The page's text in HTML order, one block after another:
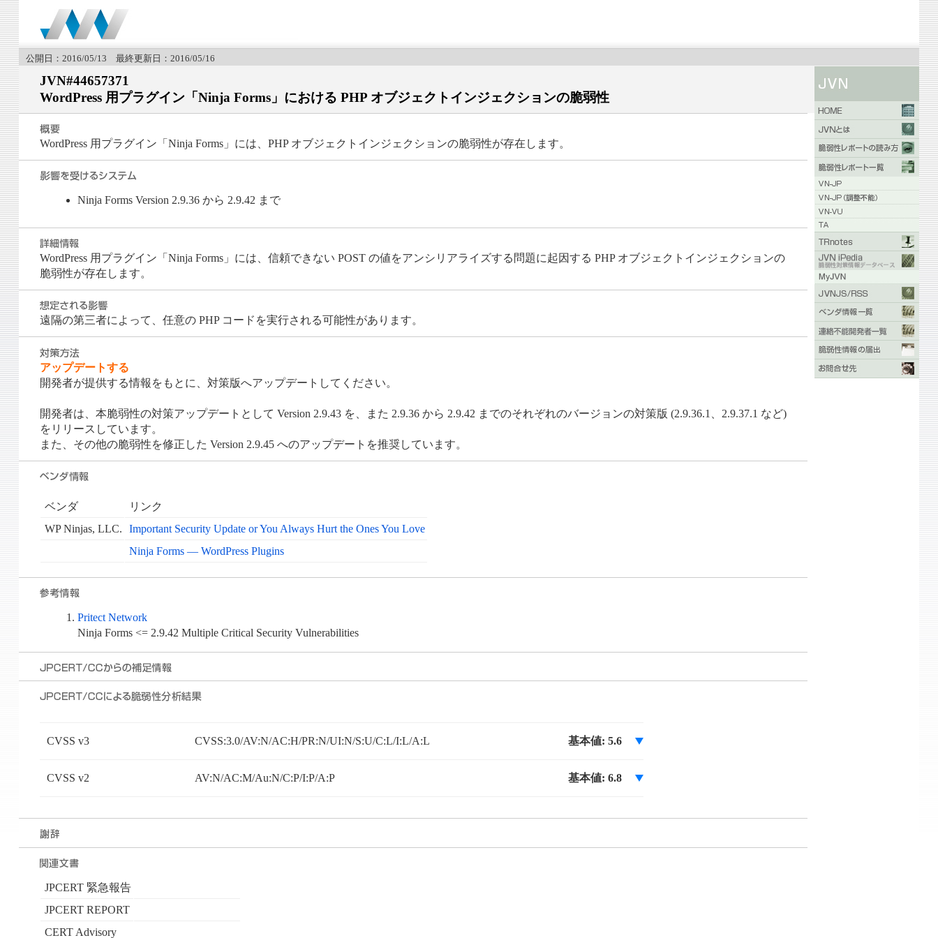
公開日：2016/05/13 最終更新日：2016/05/16
JVN#44657371
WordPress 用プラグイン「Ninja Forms」における PHP オブジェクトインジェクションの脆弱性
WordPress 用プラグイン「Ninja Forms」には、PHP オブジェクトインジェクションの脆弱性が存在します。
Ninja Forms Version 2.9.36 から 2.9.42 まで
WordPress 用プラグイン「Ninja Forms」には、信頼できない POST の値をアンシリアライズする問題に起因する PHP オブジェクトインジェクションの
脆弱性が存在します。
遠隔の第三者によって、任意の PHP コードを実行される可能性があります。
アップデートする
開発者が提供する情報をもとに、対策版へアップデートしてください。
開発者は、本脆弱性の対策アップデートとして Version 2.9.43 を、また 2.9.36 から 2.9.42 までのそれぞれのバージョンの対策版 (2.9.36.1、2.9.37.1 など)
をリリースしています。
また、その他の脆弱性を修正した Version 2.9.45 へのアップデートを推奨しています。
ベンダ
リンク
WP Ninjas, LLC.
Important Security Update or You Always Hurt the Ones You Love
Ninja Forms — WordPress Plugins
Pritect Network
Ninja Forms <= 2.9.42 Multiple Critical Security Vulnerabilities
CVSS v3 CVSS:3.0/AV:N/AC:H/PR:N/UI:N/S:U/C:L/I:L/A:L 基本値: 5.6
CVSS v2 AV:N/AC:M/Au:N/C:P/I:P/A:P 基本値: 6.8
JPCERT 緊急報告
JPCERT REPORT
CERT Advisory